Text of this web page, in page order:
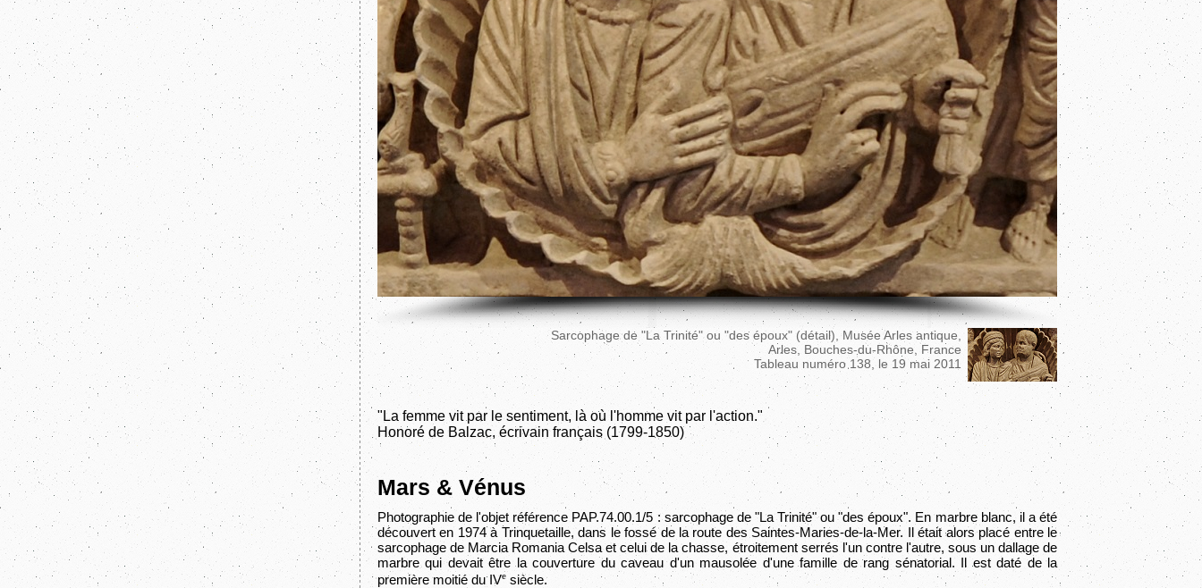
Sarcophage de "La Trinité" ou "des époux" (détail), Musée Arles antique,
Arles, Bouches-du-Rhône, France
Tableau numéro 138, le 19 mai ‎2011
"La femme vit par le sentiment, là où l'homme vit par l'action."
Honoré de Balzac, écrivain français (1799-1850)
Mars & Vénus
Photographie de l'objet référence PAP.74.00.1/5 : sarcophage de "La Trinité" ou "des époux". En marbre blanc, il a été
découvert en 1974 à Trinquetaille, dans le fossé de la route des Saintes-Maries-de-la-Mer. Il était alors placé entre le
sarcophage de Marcia Romania Celsa et celui de la chasse, étroitement serrés l'un contre l'autre, sous un dallage de
marbre qui devait être la couverture du caveau d'un mausolée d'une famille de rang sénatorial. Il est daté de la
première moitié du IVe siècle.